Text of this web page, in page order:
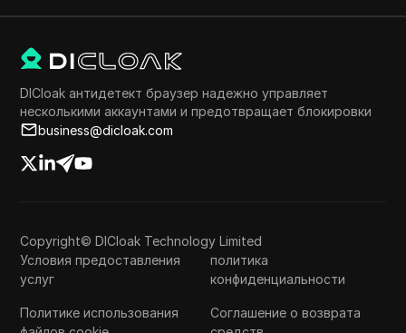
DICloak антидетект браузер надежно управляет
несколькими аккаунтами и предотвращает блокировки
business@dicloak.com
Copyright© DICloak Technology Limited
Условия предоставления
услуг
политика
конфиденциальности
Политике использования
Соглашение о возврата